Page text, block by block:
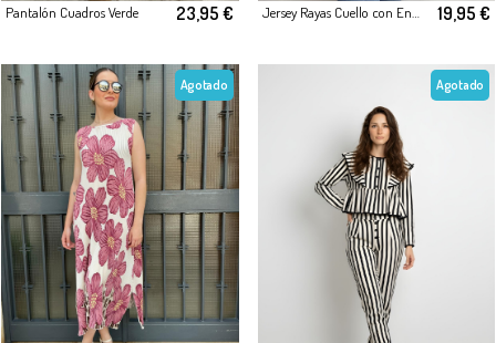
Pantalón Cuadros Verde 23,95 € 19,95 €
Agotado Agotado